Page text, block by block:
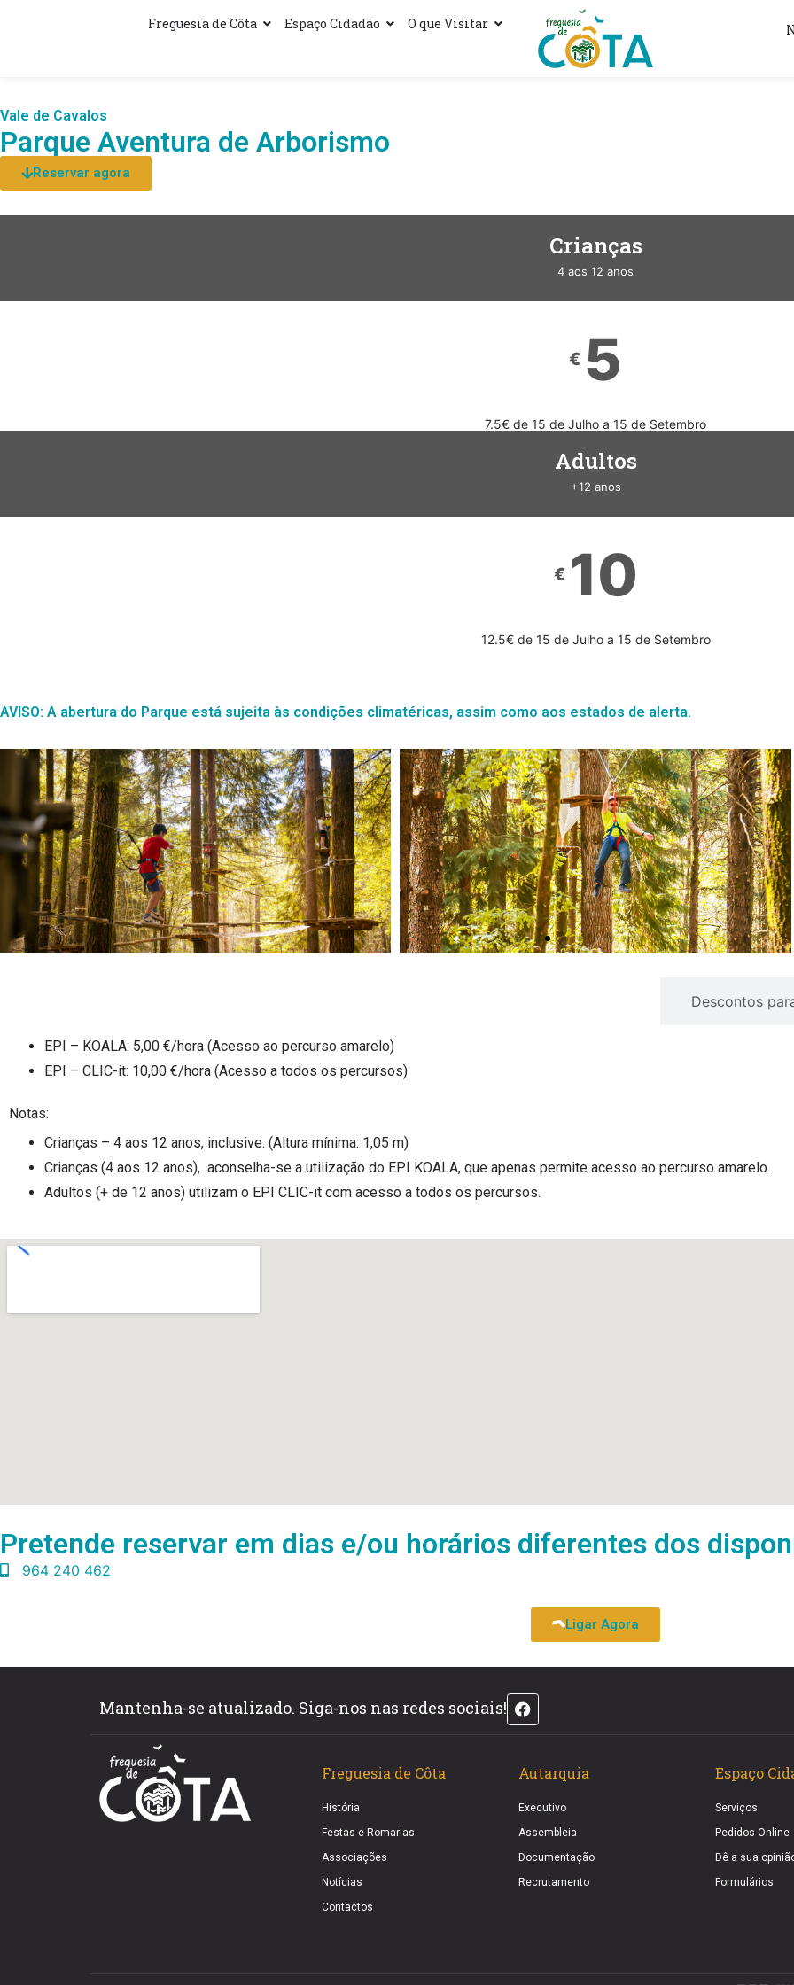
Freguesia de Côta Espaço Cidadão O que Visitar
Vale de Cavalos
Parque Aventura de Arborismo
Reservar agora
Crianças
4 aos 12 anos
€ 5
7.5€ de 15 de Julho a 15 de Setembro
Adultos
+12 anos
€ 10
12.5€ de 15 de Julho a 15 de Setembro
AVISO: A abertura do Parque está sujeita às condições climatéricas, assim como aos estados de alerta.
Descontos
EPI – KOALA: 5,00 €/hora (Acesso ao percurso amarelo)
EPI – CLIC-it: 10,00 €/hora (Acesso a todos os percursos)
Notas:
Crianças – 4 aos 12 anos, inclusive. (Altura mínima: 1,05 m)
Crianças (4 aos 12 anos), aconselha-se a utilização do EPI KOALA, que apenas permite acesso ao percurso amarelo.
Adultos (+ de 12 anos) utilizam o EPI CLIC-it com acesso a todos os percursos.
Pretende reservar em dias e/ou horários diferentes dos
964 240 462
Ligar Agora
Mantenha-se atualizado. Siga-nos nas redes sociais!
Freguesia de Côta
História
Festas e Romarias
Associações
Notícias
Contactos
Autarquia
Executivo
Assembleia
Documentação
Recrutamento
Espaço
Serviços
Pedidos Online
Dê a sua
Formulários